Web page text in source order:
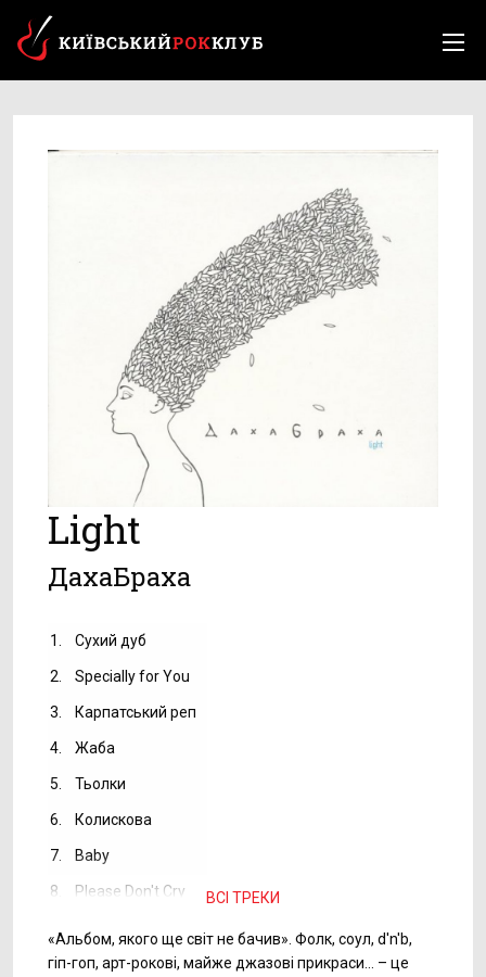
Light
ДахаБраха
1. Сухий дуб
2. Specially for You
3. Карпатський реп
4. Жаба
5. Тьолки
6. Колискова
7. Baby
8. Please Don't Cry ВСІ ТРЕКИ
«Альбом, якого ще світ не бачив». Фолк, соул, d'n'b,
гіп-гоп, арт-рокові, майже джазові прикраси… – це